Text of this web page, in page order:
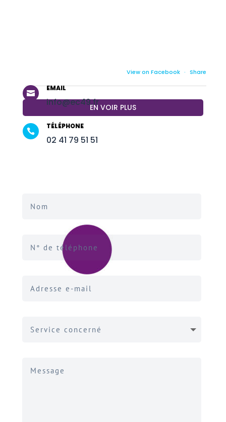
View on Facebook · Share
EN VOIR PLUS

EMAIL
info@ec49.fr

TÉLÉPHONE
02 41 79 51 51